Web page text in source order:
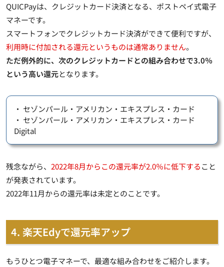
QUICPayは、クレジットカード決済となる、ポストペイ式電子
マネーです。
スマートフォンでクレジットカード決済ができて便利ですが、
利用時に付加される還元というものは通常ありません。
ただ例外的に、次のクレジットカードとの組み合わせで3.0％
という高い還元となります。
・ セゾンパール・アメリカン・エキスプレス・カード
・ セゾンパール・アメリカン・エキスプレス・カード
Digital
残念ながら、 2022年8月からこの還元率が2.0％に低下すること
が発表されています。
2022年11月からの還元率は未定とのことです。
4. 楽天Edyで還元率アップ
もうひとつ電子マネーで、最適な組み合わせをご紹介します。